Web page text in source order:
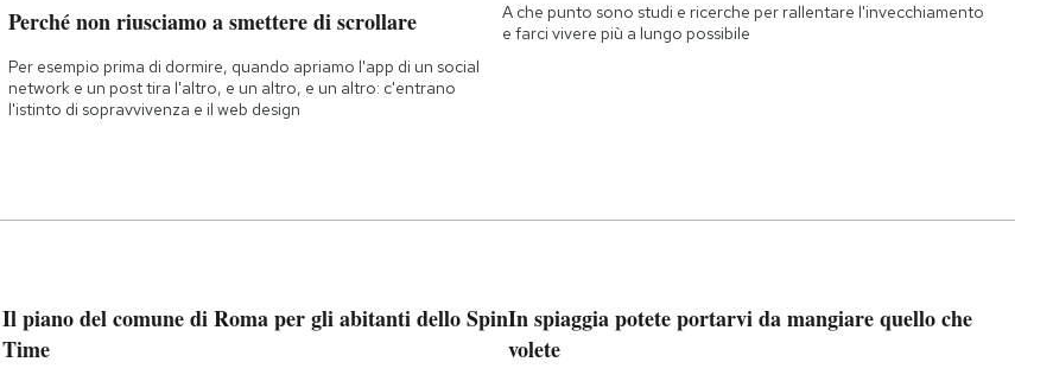
Perché non riusciamo a smettere di scrollare
Per esempio prima di dormire, quando apriamo l'app di un social
network e un post tira l'altro, e un altro, e un altro: c'entrano
l'istinto di sopravvivenza e il web design
A che punto sono studi e ricerche per rallentare l'invecchiamento
e farci vivere più a lungo possibile
Il piano del comune di Roma per gli abitanti dello Spin
Time
In spiaggia potete portarvi da mangiare quello che
volete